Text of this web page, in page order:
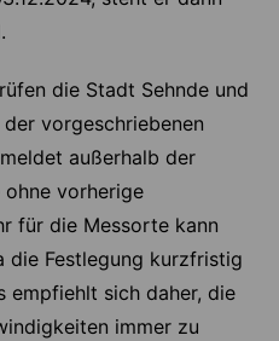
die Stadt Sehnde und
vorgeschriebenen
außerhalb der
ohne vorherige
für die Messorte kann
die Festlegung kurzfristig
empfiehlt sich daher, die
immer zu